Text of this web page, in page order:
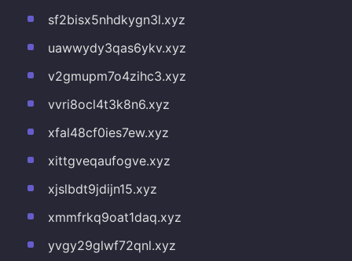
sf2bisx5nhdkygn3l.xyz
uawwydy3qas6ykv.xyz
v2gmupm7o4zihc3.xyz
vvri8ocl4t3k8n6.xyz
xfal48cf0ies7ew.xyz
xittgveqaufogve.xyz
xjslbdt9jdijn15.xyz
xmmfrkq9oat1daq.xyz
yvgy29glwf72qnl.xyz